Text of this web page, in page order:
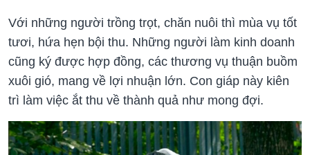
Với những người trồng trọt, chăn nuôi thì mùa vụ tốt
tươi, hứa hẹn bội thu. Những người làm kinh doanh
cũng ký được hợp đồng, các thương vụ thuận buồm
xuôi gió, mang về lợi nhuận lớn. Con giáp này kiên
trì làm việc ắt thu về thành quả như mong đợi.